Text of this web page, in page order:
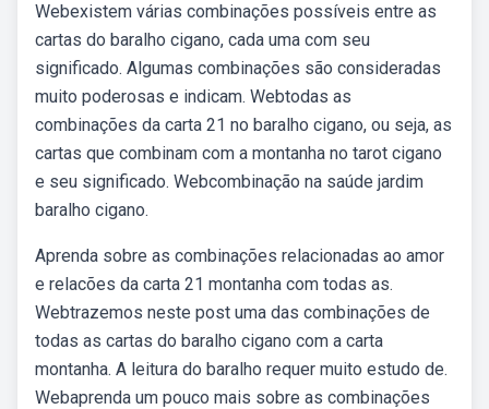
Webexistem várias combinações possíveis entre as
cartas do baralho cigano, cada uma com seu
significado. Algumas combinações são consideradas
muito poderosas e indicam. Webtodas as
combinações da carta 21 no baralho cigano, ou seja, as
cartas que combinam com a montanha no tarot cigano
e seu significado. Webcombinação na saúde jardim
baralho cigano.
Aprenda sobre as combinações relacionadas ao amor
e relacões da carta 21 montanha com todas as.
Webtrazemos neste post uma das combinações de
todas as cartas do baralho cigano com a carta
montanha. A leitura do baralho requer muito estudo de.
Webaprenda um pouco mais sobre as combinações